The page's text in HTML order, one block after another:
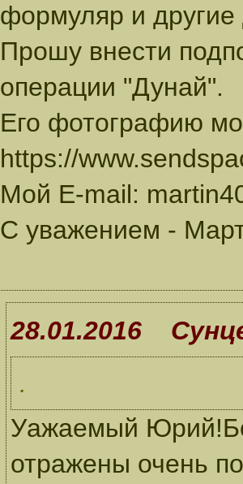
формуляр и
Прошу внести
операции "Дунай".
Его фотографию
https://
Мой E-mail:
С уважением -
28.01.2016
.
Уажаемый
отражены очень